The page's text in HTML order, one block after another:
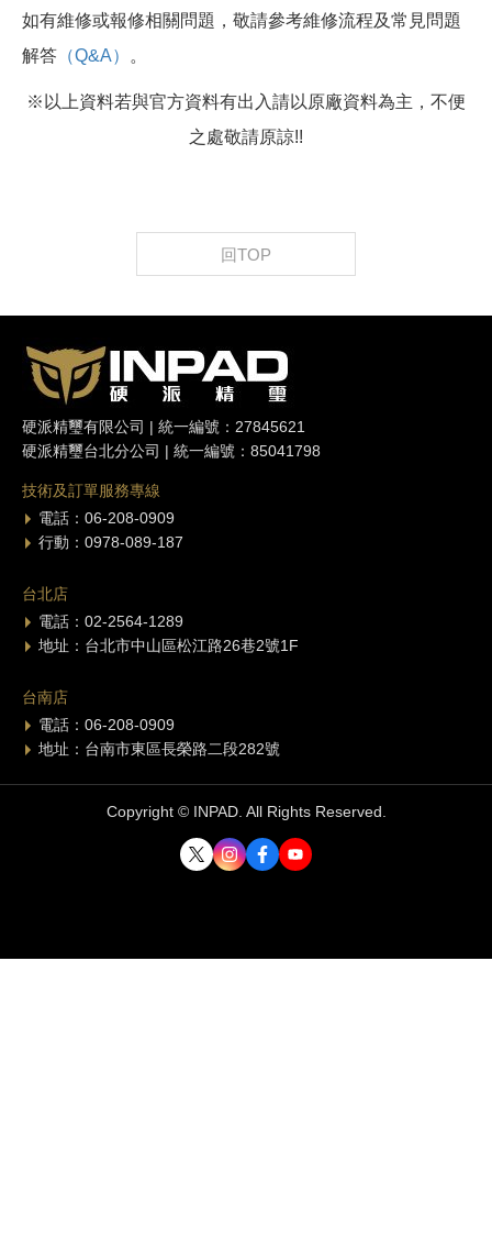
如有維修或報修相關問題，敬請參考維修流程及常見問題
解答 （Q&A） 。
※以上資料若與官方資料有出入請以原廠資料為主，不便
之處敬請原諒!!
回TOP
硬派精璽有限公司 | 統一編號：27845621
硬派精璽台北分公司 | 統一編號：85041798
技術及訂單服務專線
電話：06-208-0909
行動：0978-089-187
台北店
電話：02-2564-1289
地址：台北市中山區松江路26巷2號1F
台南店
電話：06-208-0909
地址：台南市東區長榮路二段282號
Copyright © INPAD. All Rights Reserved.